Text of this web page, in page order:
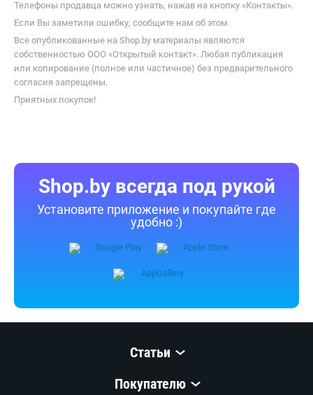
Телефоны продавца можно узнать, нажав на кнопку «Контакты».
Если Вы заметили ошибку, сообщите нам об этом.
Все опубликованные на Shop.by материалы являются
собственностью ООО «Открытый контакт». Любая публикация
или копирование (полное или частичное) без предварительного
согласия запрещены.
Приятных покупок!
Shop.by всегда под рукой
Установите приложение и покупайте где
удобно :)
Статьи
Покупателю